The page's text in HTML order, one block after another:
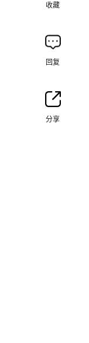
收藏
回复
分享